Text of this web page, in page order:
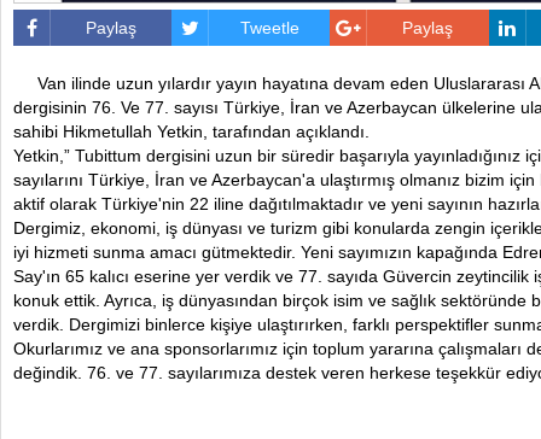
Paylaş Tweetle Paylaş
Van ilinde uzun yılardır yayın hayatına devam eden Uluslararası
dergisinin 76. Ve 77. sayısı Türkiye, İran ve Azerbaycan ülkelerine
sahibi Hikmetullah Yetkin, tarafından açıklandı.
Yetkin,” Tubittum dergisini uzun bir süredir başarıyla yayınladığınız
sayılarını Türkiye, İran ve Azerbaycan'a ulaştırmış olmanız bizim
aktif olarak Türkiye'nin 22 iline dağıtılmaktadır ve yeni sayının
Dergimiz, ekonomi, iş dünyası ve turizm gibi konularda zengin
iyi hizmeti sunma amacı gütmektedir. Yeni sayımızın kapağında
Say'ın 65 kalıcı eserine yer verdik ve 77. sayıda Güvercin zeytincilik
konuk ettik. Ayrıca, iş dünyasından birçok isim ve sağlık sektöründe
verdik. Dergimizi binlerce kişiye ulaştırırken, farklı perspektifler
Okurlarımız ve ana sponsorlarımız için toplum yararına çalışmaları
değindik. 76. ve 77. sayılarımıza destek veren herkese teşekkür